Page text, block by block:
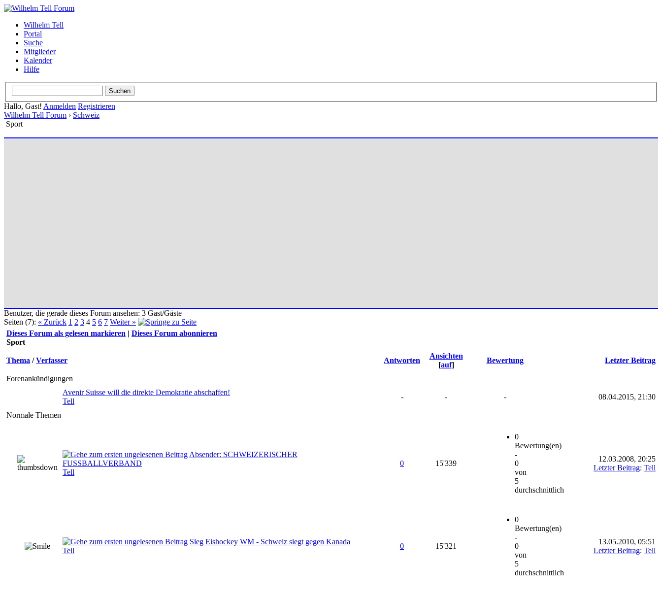
Wilhelm Tell
Portal
Suche
Mitglieder
Kalender
Hilfe
Hallo, Gast! Anmelden Registrieren
Wilhelm Tell Forum › Schweiz
Sport
Benutzer, die gerade dieses Forum ansehen: 3 Gast/Gäste
Seiten (7): « Zurück 1 2 3 4 5 6 7 Weiter »
Dieses Forum als gelesen markieren | Dieses Forum abonnieren
Sport
Thema /Verfasser Antworten
Ansichten
[auf]
Bewertung Letzter Beitrag
Forenankündigungen
Avenir Suisse will die direkte Demokratie abschaffen!
Tell
- - - 08.04.2015, 21:30
Normale Themen
Absender: SCHWEIZERISCHER
FUSSBALLVERBAND
Tell
0 15'339
0
Bewertung(en)
-
0
von
5
durchschnittlich
12.03.2008, 20:25
Letzter Beitrag: Tell
Sieg Eishockey WM - Schweiz siegt gegen Kanada
Tell
0 15'321
0
Bewertung(en)
-
0
von
5
durchschnittlich
13.05.2010, 05:51
Letzter Beitrag: Tell